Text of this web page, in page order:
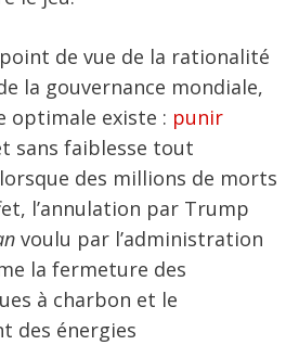
de vue de la rationalité
la gouvernance mondiale,
optimale existe : punir
sans faiblesse tout
des millions de morts
l’annulation par Trump
voulu par l’administration
la fermeture des
à charbon et le
des énergies